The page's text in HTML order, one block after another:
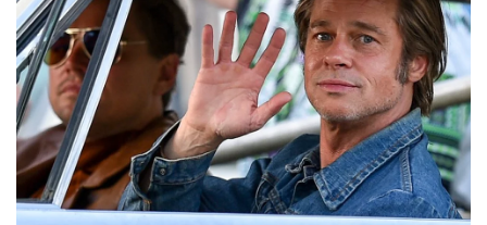
പോലീസിൻ്റെ പ്രത്യേക വിഭാഗമായ ക്വിക്ക് റിയാക്ഷൻ
ടീമുകൾ , ബോംബ് ഡിസ്പോസൽ സ്ക്വാഡുകൾ,
സ്നിഫർ ഡോഗ് യൂണിറ്റുകൾ എന്നിവയെയും
സജ്ജമാക്കിയിട്ടുണ്ട്.
Tags: terror attack threat delhi ib intelligence report